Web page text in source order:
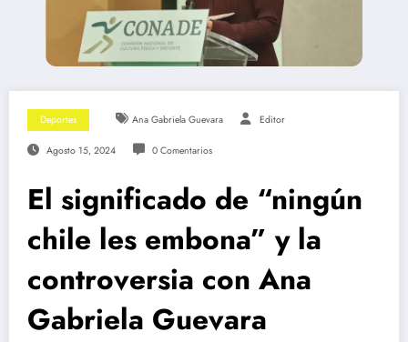
Deportes Ana Gabriela Guevara Editor
Agosto 15, 2024 0 Comentarios
El significado de “ningún
chile les embona” y la
controversia con Ana
Gabriela Guevara